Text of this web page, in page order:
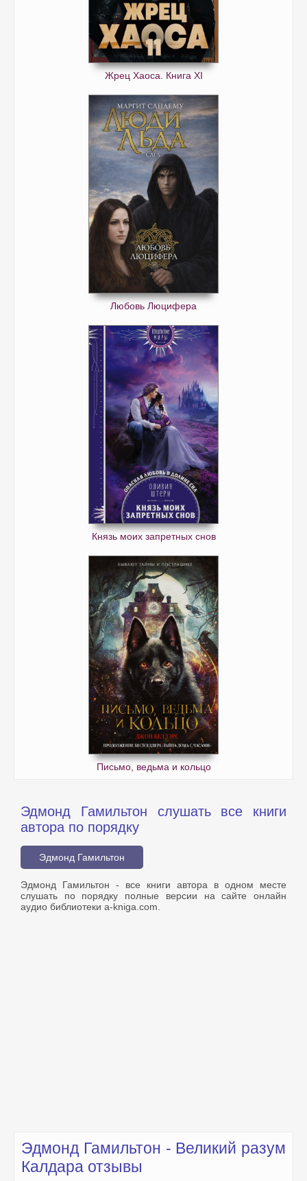
Жрец Хаоса. Книга ХI
Любовь Люцифера
Князь моих запретных снов
Письмо, ведьма и кольцо
Эдмонд Гамильтон слушать все книги
автора по порядку
Эдмонд Гамильтон
Эдмонд Гамильтон - все книги автора в одном месте
слушать по порядку полные версии на сайте онлайн
аудио библиотеки a-kniga.com.
Эдмонд Гамильтон - Великий разум
Калдара отзывы